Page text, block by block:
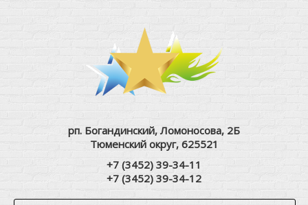
рп. Богандинский, Ломоносова, 2Б
Тюменский округ, 625521
+7 (3452) 39-34-11
+7 (3452) 39-34-12